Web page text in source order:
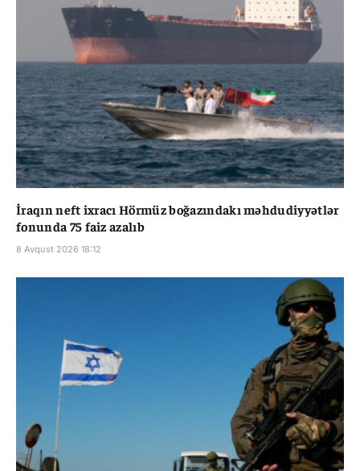
İraqın neft ixracı Hörmüz boğazındakı məhdudiyyətlər
fonunda 75 faiz azalıb
8 Avqust 2026 18:12